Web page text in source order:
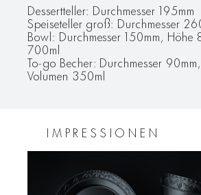
Dessertteller: Durchmesser 195mm
Speiseteller groß: Durchmesser
Bowl: Durchmesser 150mm, Höhe
700ml
To-go Becher: Durchmesser
Volumen 350ml
IMPRESSIONEN